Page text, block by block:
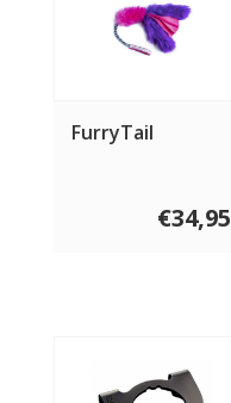
FurryTail
€34,95